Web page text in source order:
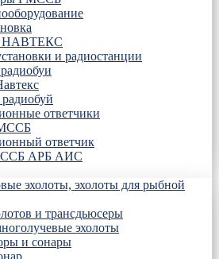
НАВТЕКС
и радиостанции
ответчики
ответчик
АРБ АИС
эхолоты, эхолоты для рыбной
и трансдьюсеры
эхолоты
и сонары